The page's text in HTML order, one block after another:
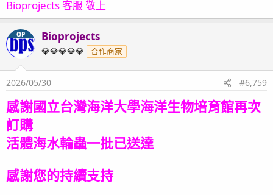
Bioprojects 客服 敬上
OP Bioprojects
💎💎💎💎💎 合作商家
2026/05/30 #6,759
感謝國立台灣海洋大學海洋生物培育館再次
訂購
活體海水輪蟲一批已送達
感謝您的持續支持